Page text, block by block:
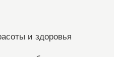
и здоровья